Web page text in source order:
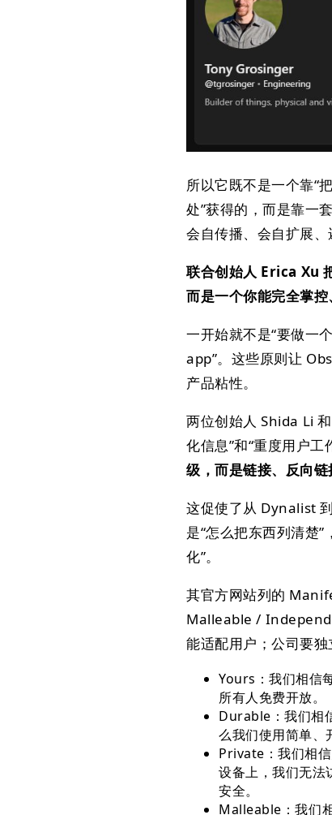
所以它既不是一个靠“
处”获得的，而是靠一
会自传播、会自扩展、
联合创始人 Erica Xu
而是一个你能完全掌控
一开始就不是“要做一
app”。这些原则让
产品粘性。
两位创始人 Shida Li
化信息”和“重度用户
级，而是链接、反向链
这促使了从 Dynalist
是“怎么把东西列清楚
化”。
其官方网站列的
Malleable /
能适配用户；公司要独
Yours：我们相信
所有人免费开放。
Durable：我们相
么我们使用简单、
Private：我们相
设备上，我们无法
安全。
Malleable：我们